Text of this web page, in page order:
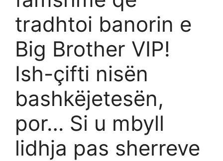
tradhtoi banorin e
Big Brother VIP!
Ish-çifti nisën
bashkëjetesën,
por… Si u mbyll
lidhja pas sherreve